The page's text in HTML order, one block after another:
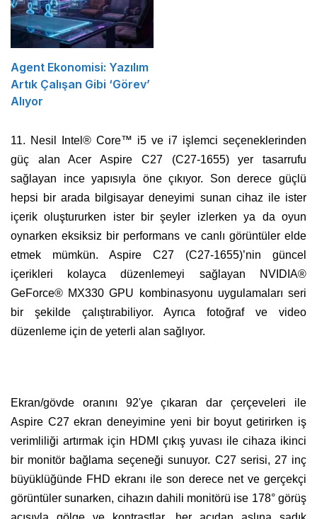
Agent Ekonomisi: Yazılım
Artık Çalışan Gibi ‘Görev’
Alıyor
11. Nesil Intel® Core™ i5 ve i7 işlemci seçeneklerinden
güç alan Acer Aspire C27 (C27-1655)yer tasarrufu
sağlayan ince yapısıyla öne çıkıyor.
Son derece güçlü
hepsi bir arada bilgisayar deneyimi sunan cihaz ile ister
içerik oluştururken ister bir şeyler izlerken ya da oyun
oynarken eksiksiz bir performans ve canlı görüntüler elde
etmek mümkün. Aspire C27 (C27-1655)’nin güncel
içerikleri kolayca düzenlemeyi sağlayan NVIDIA®
GeForce® MX330 GPU kombinasyonu uygulamaları seri
bir şekilde çalıştırabiliyor. Ayrıca fotoğraf ve video
düzenleme için de yeterli alan sağlıyor.
Ekran/gövde oranını 92'ye çıkaran dar çerçeveleri ile
Aspire C27 ekran deneyimine yeni bir boyut getirirken iş
verimliliği artırmak için HDMI çıkış yuvası ile cihaza ikinci
bir monitör bağlama seçeneği sunuyor. C27 serisi, 27 inç
büyüklüğünde FHD ekranı ile son derece net ve gerçekçi
görüntüler sunarken, cihazın dahili monitörü ise 178° görüş